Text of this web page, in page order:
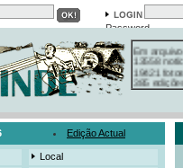
Password
Em arquivo
13558
19421
385
3206
Edição Actual
Local